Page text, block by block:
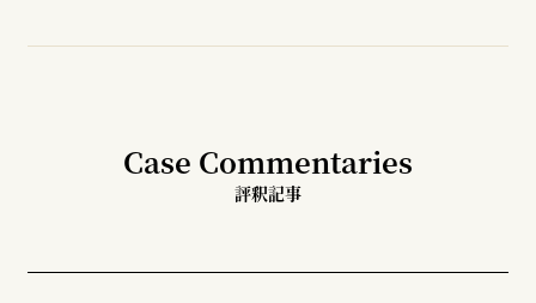
Case Commentaries
評釈記事